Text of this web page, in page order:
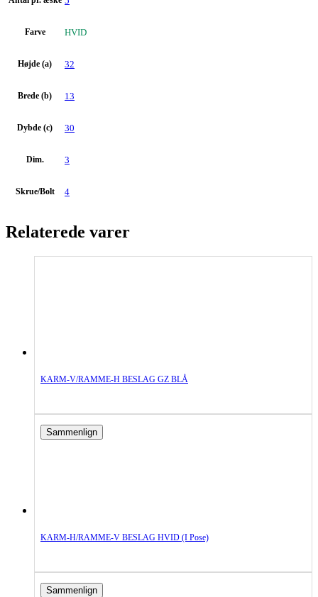
Farve HVID
Højde (a) 32
Brede (b) 13
Dybde (c) 30
Dim. 3
Skrue/Bolt 4
Relaterede varer
KARM-V/RAMME-H BESLAG GZ BLÅ
Sammenlign
KARM-H/RAMME-V BESLAG HVID (i Pose)
Sammenlign